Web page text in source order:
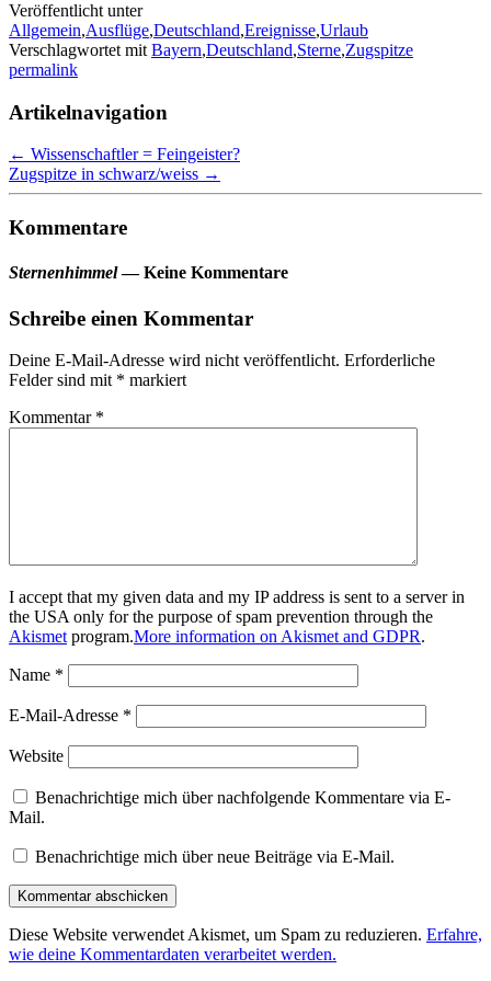
Veröffentlicht unter
Allgemein,Ausflüge,Deutschland,Ereignisse,Urlaub
Verschlagwortet mit Bayern,Deutschland,Sterne,Zugspitze
permalink
Artikelnavigation
← Wissenschaftler = Feingeister?
Zugspitze in schwarz/weiss →
Kommentare
Sternenhimmel— Keine Kommentare
Schreibe einen Kommentar
Deine E-Mail-Adresse wird nicht veröffentlicht. Erforderliche
Felder sind mit * markiert
Kommentar *
I accept that my given data and my IP address is sent to a server in
the USA only for the purpose of spam prevention through the
Akismetprogram.More information on Akismet and GDPR.
Name *
E-Mail-Adresse *
Website
Benachrichtige mich über nachfolgende Kommentare via E-
Mail.
Benachrichtige mich über neue Beiträge via E-Mail.
Diese Website verwendet Akismet, um Spam zu reduzieren. Erfahre,
wie deine Kommentardaten verarbeitet werden.